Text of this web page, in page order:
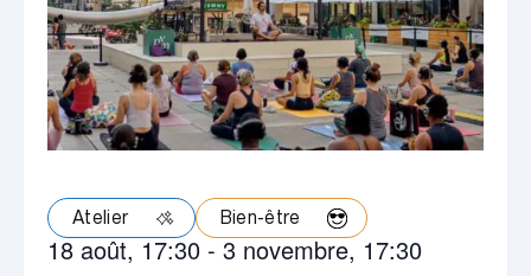
18 août, 17:30 -3 novembre, 17:30
Atelier Bien-être